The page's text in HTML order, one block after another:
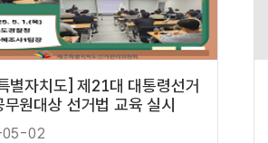
별자치도] 제21대 대통령선거
무원대상 선거법 교육 실시
02